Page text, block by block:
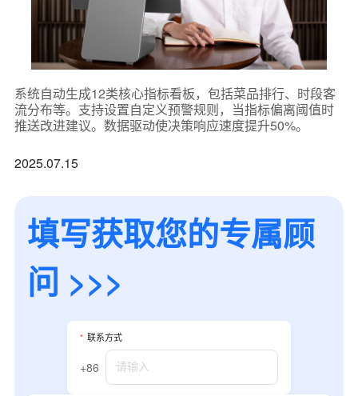
系统自动生成12类核心指标看板，包括菜品排行、时段客
流分布等。支持设置自定义预警规则，当指标偏离阈值时
推送改进建议。数据驱动使决策响应速度提升50%。
2025.07.15
填写获取您的专属顾
问 >>>
* 联系方式
+86